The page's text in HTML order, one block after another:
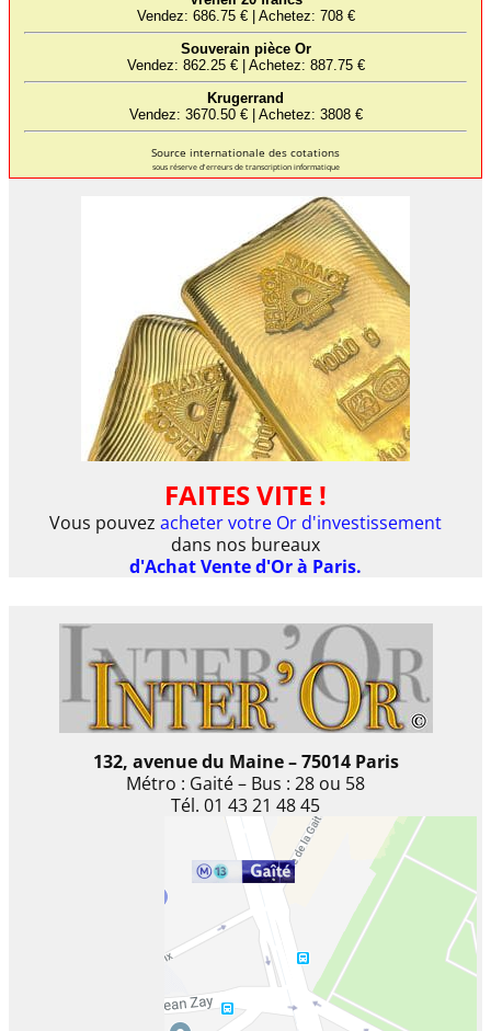
Source internationale des cotations
sous réserve d'erreurs de transcription informatique
FAITES VITE !
Vous pouvez acheter votre Or d'investissement
dans nos bureaux
d'Achat Vente d'Or à Paris.
132, avenue du Maine – 75014 Paris
Métro : Gaité – Bus : 28 ou 58
Tél. 01 43 21 48 45